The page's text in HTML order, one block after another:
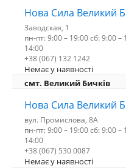
Нова Сила Великий
Заводская, 1
пн-пт: 9:00 – 19:00 сб: 9:00 –
14:00
+38 (067) 132 1242
Немає у наявності
смт. Великий Бичків
Нова Сила Великий
вул. Промислова, 8А
пн-пт: 9:00 – 19:00 сб: 9:00 –
14:00
+38 (067) 530 0087
Немає у наявності